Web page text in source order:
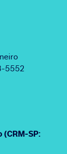
5552
SP: